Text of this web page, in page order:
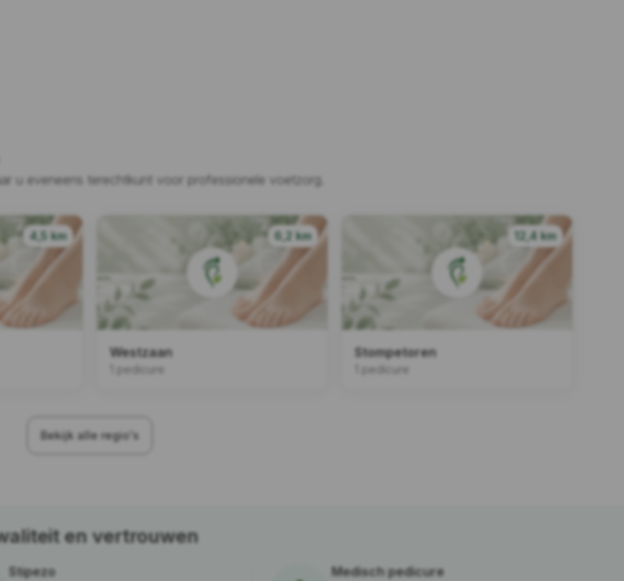
u eveneens terechtkunt voor professionele voetzorg.
4,5 km 6,2 km
Westzaan
1 pedicure
12,4 km
Stompetoren
1 pedicure
Bekijk alle regio's
en vertrouwen
Stipezo Medisch pedicure